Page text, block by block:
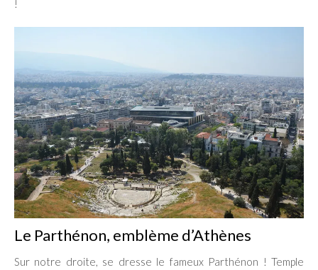
!
Le Parthénon, emblème d’Athènes
Sur notre droite, se dresse le fameux Parthénon ! Temple